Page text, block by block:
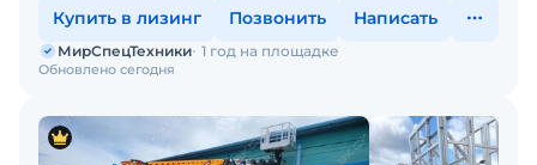
Купить в лизинг Позвонить Написать
Обновлено сегодня
МирСпецТехники 1 год на площадке